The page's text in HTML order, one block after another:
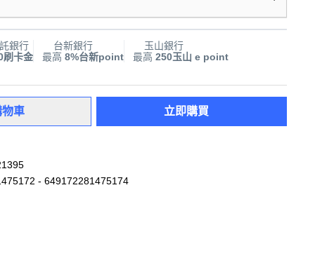
銀行
刷卡金
台新銀行
最高 8%台新point
玉山銀行
最高 250玉山 e point
車 立即購買
- 649172281475174